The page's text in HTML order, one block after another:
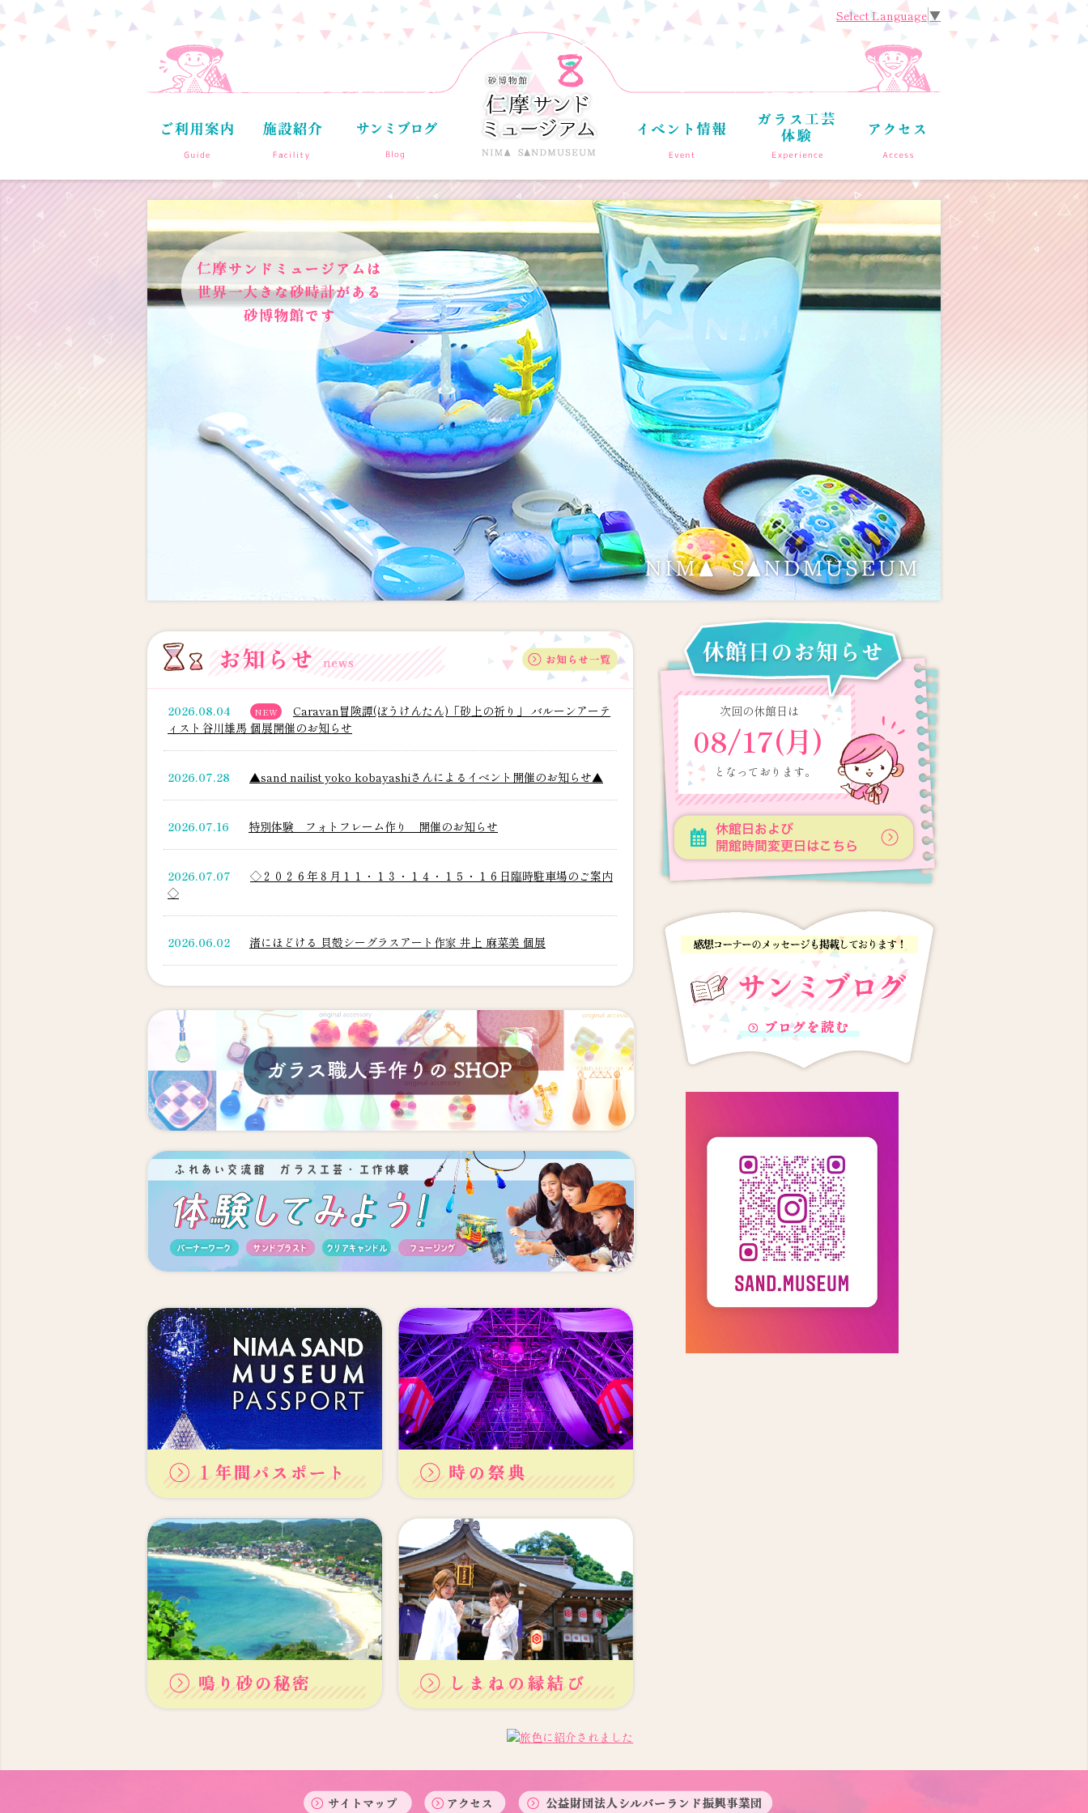
このページの本文へ Select Language▼
2026.08.04 NEW
Caravan冒険譚(ぼうけんたん)「砂上の祈り」 バルーンアーテ
ィスト谷川雄馬 個展開催のお知らせ
2026.07.28 ▲sand nailist yoko kobayashiさんによるイベント開催のお知らせ▲
2026.07.16 特別体験 フォトフレーム作り 開催のお知らせ
2026.07.07
◇２０２６年８月１１・１３・１４・１５・１６日臨時駐車場のご案内
◇
2026.06.02 渚にほどける 貝殻シーグラスアート作家 井上 麻菜美 個展
次回の休館日は
08/17(月)
となっております。